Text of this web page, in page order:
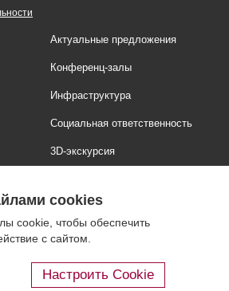
Актуальные предложения
Конференц-залы
Инфраструктура
Социальная ответственность
3D-экскурсия
Блог
cookies
cookie, чтобы обеспечить
с сайтом.
Настроить Cookie